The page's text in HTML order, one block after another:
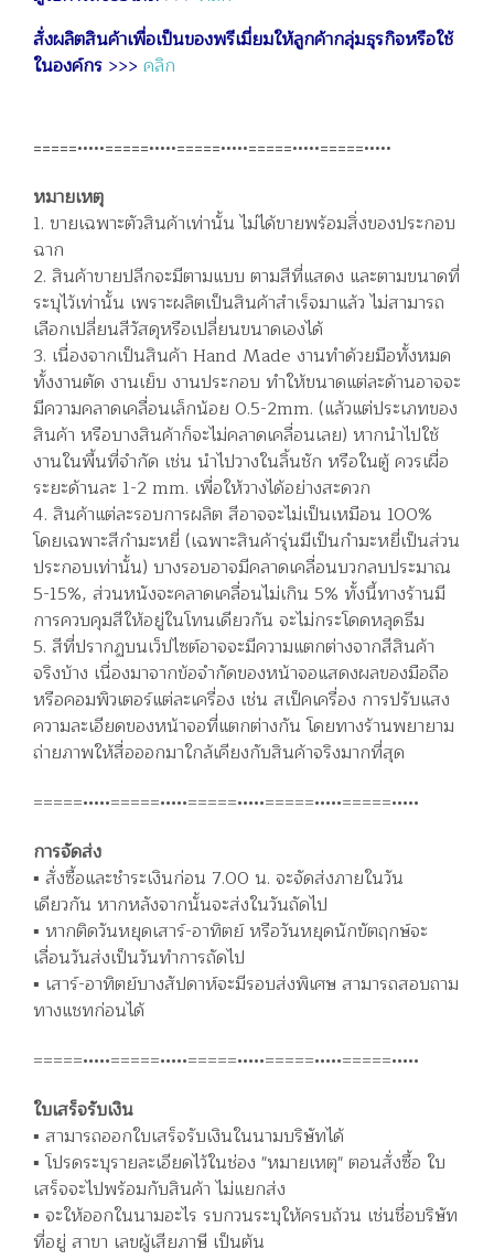
สั่งผลิตสินค้าเพื่อเป็นของพรีเมี่ยมให้ลูกค้ากลุ่มธุรกิจหรือใช้
ในองค์กร >>> คลิก
=====•••••=====•••••=====•••••=====•••••=====•••••
หมายเหตุ
1. ขายเฉพาะตัวสินค้าเท่านั้น ไม่ได้ขายพร้อมสิ่งของประกอบ
ฉาก
2. สินค้าขายปลีกจะมีตามแบบ ตามสีที่แสดง และตามขนาดที่
ระบุไว้เท่านั้น เพราะผลิตเป็นสินค้าสำเร็จมาแล้ว ไม่สามารถ
เลือกเปลี่ยนสีวัสดุหรือเปลี่ยนขนาดเองได้
3. เนื่องจากเป็นสินค้า Hand Made งานทำด้วยมือทั้งหมด
ทั้งงานตัด งานเย็บ งานประกอบ ทำให้ขนาดแต่ละด้านอาจจะ
มีความคลาดเคลื่อนเล็กน้อย 0.5-2mm. (แล้วแต่ประเภทของ
สินค้า หรือบางสินค้าก็จะไม่คลาดเคลื่อนเลย) หากนำไปใช้
งานในพื้นที่จำกัด เช่น นำไปวางในลิ้นชัก หรือในตู้ ควรเผื่อ
ระยะด้านละ 1-2 mm. เพื่อให้วางได้อย่างสะดวก
4. สินค้าแต่ละรอบการผลิต สีอาจจะไม่เป็นเหมือน 100%
โดยเฉพาะสีกำมะหยี่ (เฉพาะสินค้ารุ่นมีเป็นกำมะหยี่เป็นส่วน
ประกอบเท่านั้น) บางรอบอาจมีคลาดเคลื่อนบวกลบประมาณ
5-15%, ส่วนหนังจะคลาดเคลื่อนไม่เกิน 5% ทั้งนี้ทางร้านมี
การควบคุมสีให้อยู่ในโทนเดียวกัน จะไม่กระโดดหลุดธีม
5. สีที่ปรากฏบนเว็ปไซต์อาจจะมีความแตกต่างจากสีสินค้า
จริงบ้าง เนื่องมาจากข้อจำกัดของหน้าจอแสดงผลของมือถือ
หรือคอมพิวเตอร์แต่ละเครื่อง เช่น สเป็คเครื่อง การปรับแสง
ความละเอียดของหน้าจอที่แตกต่างกัน โดยทางร้านพยายาม
ถ่ายภาพให้สื่อออกมาใกล้เคียงกับสินค้าจริงมากที่สุด
=====•••••=====•••••=====•••••=====•••••=====•••••
การจัดส่ง
▪️ สั่งซื้อและชำระเงินก่อน 7.00 น. จะจัดส่งภายในวัน
เดียวกัน หากหลังจากนั้นจะส่งในวันถัดไป
▪️ หากติดวันหยุดเสาร์-อาทิตย์ หรือวันหยุดนักขัตฤกษ์จะ
เลื่อนวันส่งเป็นวันทำการถัดไป
▪️ เสาร์-อาทิตย์บางสัปดาห์จะมีรอบส่งพิเศษ สามารถสอบถาม
ทางแชทก่อนได้
=====•••••=====•••••=====•••••=====•••••=====•••••
ใบเสร็จรับเงิน
▪️ สามารถออกใบเสร็จรับเงินในนามบริษัทได้
▪️ โปรดระบุรายละเอียดไว้ในช่อง "หมายเหตุ" ตอนสั่งซื้อ ใบ
เสร็จจะไปพร้อมกับสินค้า ไม่แยกส่ง
▪️ จะให้ออกในนามอะไร รบกวนระบุให้ครบถ้วน เช่นชื่อบริษัท
ที่อยู่ สาขา เลขผู้เสียภาษี เป็นต้น